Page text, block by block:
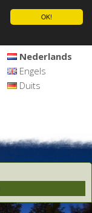
OK!
Nederlands
Engels
Duits